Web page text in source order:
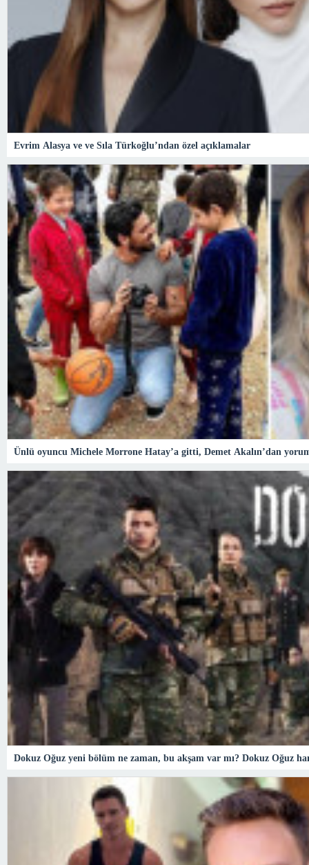
Evrim Alasya ve ve Sıla Türkoğlu’ndan özel açıklamalar
Ünlü oyuncu Michele Morrone Hatay’a gitti, Demet Akalın’dan
Dokuz Oğuz yeni bölüm ne zaman, bu akşam var mı? Dokuz Oğuz